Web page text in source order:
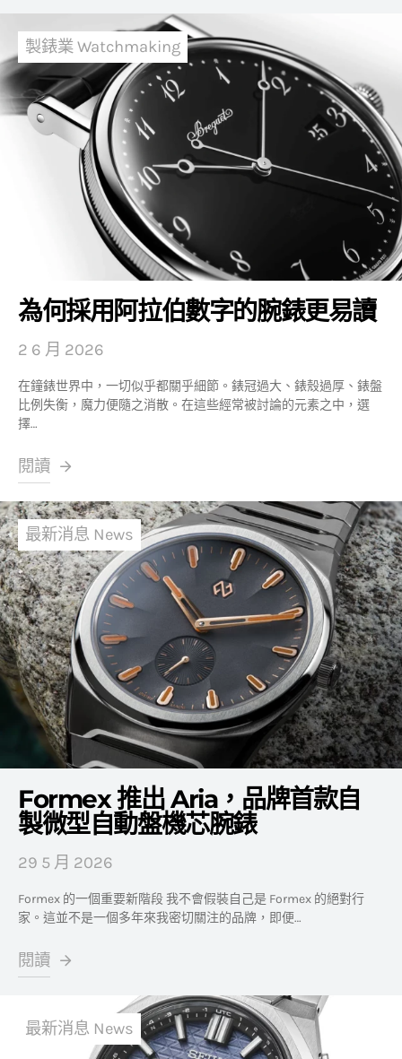
製錶業 Watchmaking
為何採用阿拉伯數字的腕錶更易讀
2 6 月 2026
在鐘錶世界中，一切似乎都關乎細節。錶冠過大、錶殼過厚、錶盤
比例失衡，魔力便隨之消散。在這些經常被討論的元素之中，選
擇…
閱讀
最新消息 News
Formex 推出 Aria，品牌首款自
製微型自動盤機芯腕錶
29 5 月 2026
Formex 的一個重要新階段 我不會假裝自己是 Formex 的絕對行
家。這並不是一個多年來我密切關注的品牌，即便…
閱讀
最新消息 News